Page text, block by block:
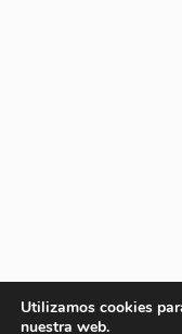
Utilizamos cookies
nuestra web.